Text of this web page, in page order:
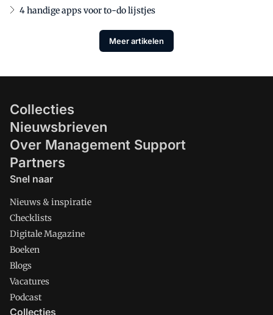
4 handige apps voor to-do lijstjes
Meer artikelen
Collecties
Nieuwsbrieven
Over Management Support
Partners
Snel naar
Nieuws & inspiratie
Checklists
Digitale Magazine
Boeken
Blogs
Vacatures
Podcast
Collecties